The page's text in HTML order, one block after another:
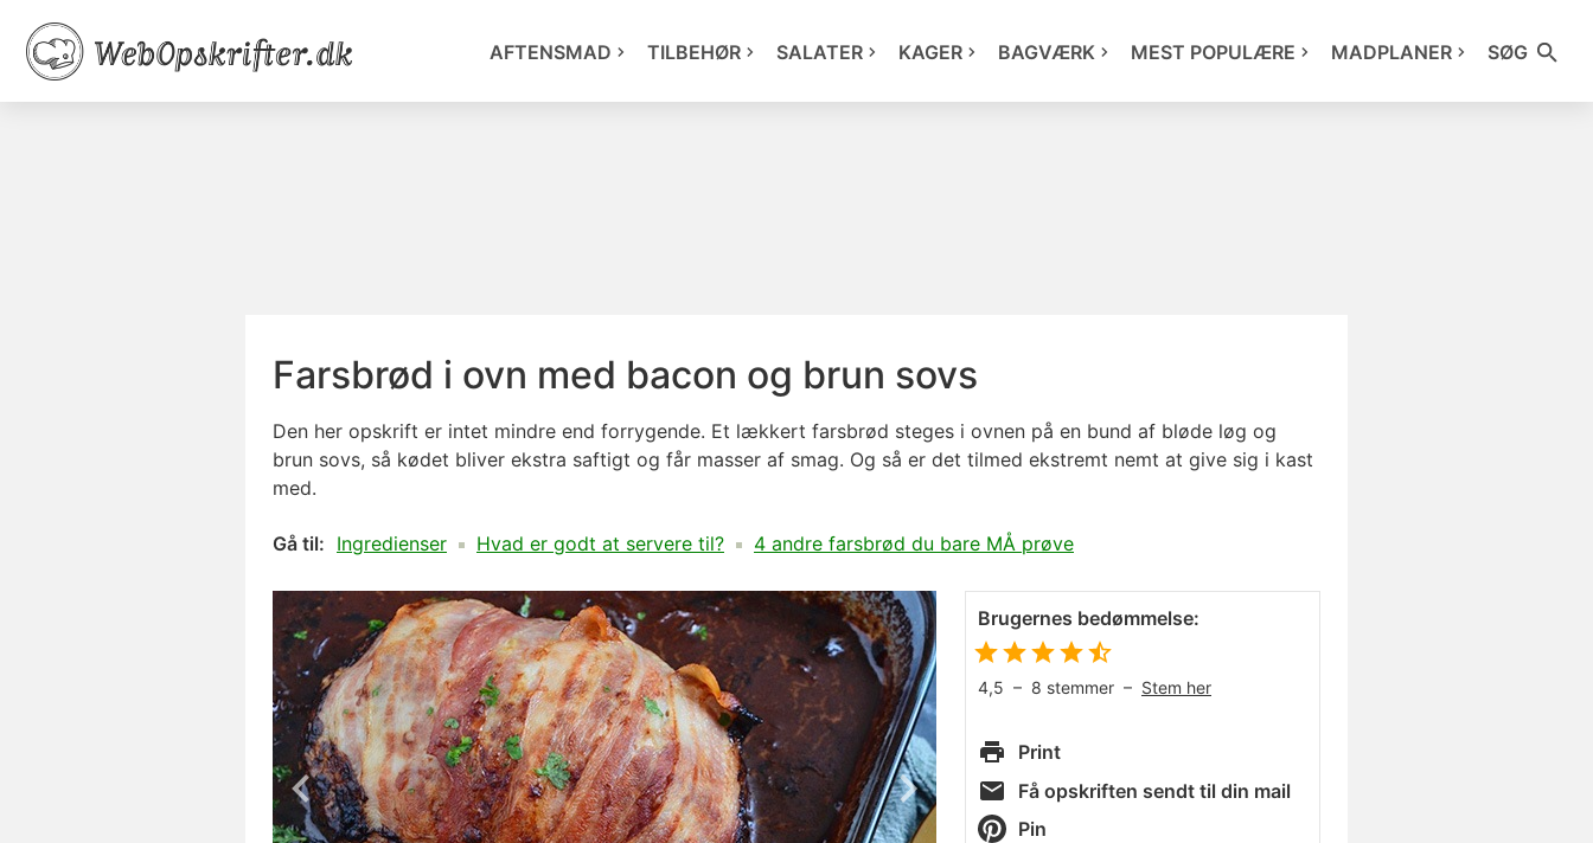
AFTENSMAD TILBEHØR SALATER KAGER BAGVÆRK MEST POPULÆRE MADPLANER SØG
Farsbrød i ovn med bacon og brun sovs
Den her opskrift er intet mindre end forrygende. Et lækkert farsbrød steges i ovnen på en bund af bløde løg og
brun sovs, så kødet bliver ekstra saftigt og får masser af smag. Og så er det tilmed ekstremt nemt at give sig i kast
med.
Gå til: Ingredienser Hvad er godt at servere til? 4 andre farsbrød du bare MÅ prøve
Brugernes bedømmelse:
4,5 – 8 stemmer – Stem her
Print
Få opskriften sendt til din mail
Pin